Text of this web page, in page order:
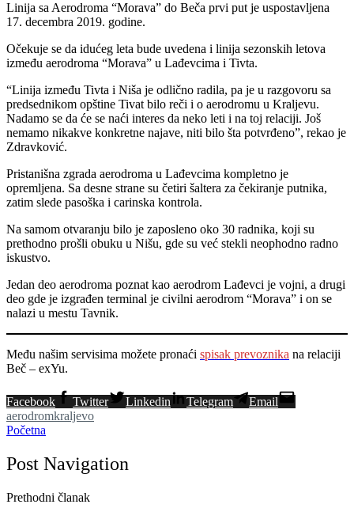
Linija sa Aerodroma “Morava” do Beča prvi put je uspostavljena
17. decembra 2019. godine.
Očekuje se da idućeg leta bude uvedena i linija sezonskih letova
između aerodroma “Morava” u Lađevcima i Tivta.
“Linija između Tivta i Niša je odlično radila, pa je u razgovoru sa
predsednikom opštine Tivat bilo reči i o aerodromu u Kraljevu.
Nadamo se da će se naći interes da neko leti i na toj relaciji. Još
nemamo nikakve konkretne najave, niti bilo šta potvrđeno”, rekao je
Zdravković.
Pristanišna zgrada aerodroma u Lađevcima kompletno je
opremljena. Sa desne strane su četiri šaltera za čekiranje putnika,
zatim slede pasoška i carinska kontrola.
Na samom otvaranju bilo je zaposleno oko 30 radnika, koji su
prethodno prošli obuku u Nišu, gde su već stekli neophodno radno
iskustvo.
Jedan deo aerodroma poznat kao aerodrom Lađevci je vojni, a drugi
deo gde je izgrađen terminal je civilni aerodrom “Morava” i on se
nalazi u mestu Tavnik.
Među našim servisima možete pronaći spisak prevoznika na relaciji
Beč – exYu.
Facebook Twitter Linkedin Telegram
Email
aerodromkraljevo
Početna
Post Navigation
Prethodni članak